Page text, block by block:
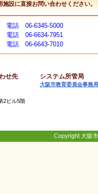
設に直接お問い合わせください。
電話 06-6345-5000
電話 06-6634-7951
電話 06-6643-7010
せ先
2ビル5階
システム所管局
大阪市教育委員会事務局
Copyright 大阪